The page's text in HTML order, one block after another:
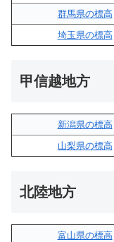
群馬県の標高
埼玉県の標高
甲信越地方
新潟県の標高
山梨県の標高
北陸地方
富山県の標高